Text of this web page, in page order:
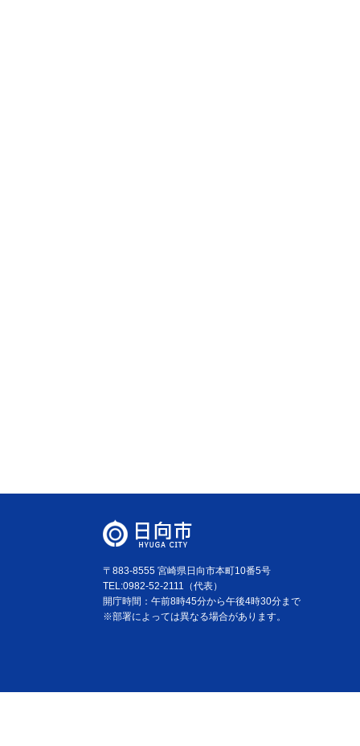
〒883-8555 宮崎県日向市本町10番5号
TEL:0982-52-2111（代表）
開庁時間：午前8時45分から午後4時30分まで
※部署によっては異なる場合があります。